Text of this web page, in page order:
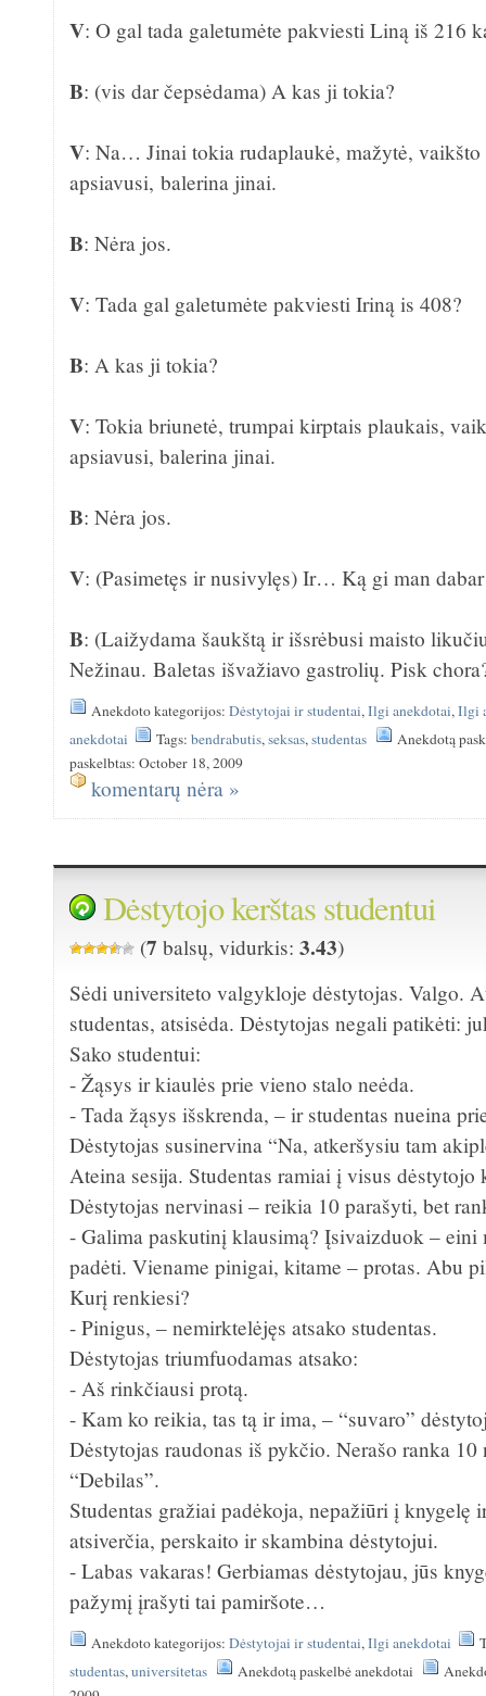
V: O gal tada galetumėte pakviesti Liną iš 216
B: (vis dar čepsėdama) A kas ji tokia?
V: Na… Jinai tokia rudaplaukė, mažytė, vaikšto
apsiavusi, balerina jinai.
B: Nėra jos.
V: Tada gal galetumėte pakviesti Iriną is 408?
B: A kas ji tokia?
V: Tokia briunetė, trumpai kirptais plaukais,
apsiavusi, balerina jinai.
B: Nėra jos.
V: (Pasimetęs ir nusivylęs) Ir… Ką gi man
B: (Laižydama šaukštą ir išsrėbusi maisto
Nežinau. Baletas išvažiavo gastrolių. Pisk
Anekdoto kategorijos:Dėstytojai ir studentai,Ilgi anekdotai,Ilgi
anekdotai
Tags:bendrabutis,seksas,studentas
Anekdotą
paskelbtas: October 18, 2009
komentarų nėra »
Dėstytojo kerštas studentui
(7 balsų, vidurkis:3.43)
Sėdi universiteto valgykloje dėstytojas. Valgo.
studentas, atsisėda. Dėstytojas negali patikėti:
Sako studentui:
- Žąsys ir kiaulės prie vieno stalo neėda.
- Tada žąsys išskrenda, – ir studentas nueina
Dėstytojas susinervina “Na, atkeršysiu tam
Ateina sesija. Studentas ramiai į visus dėstytojo
Dėstytojas nervinasi – reikia 10 parašyti, bet
- Galima paskutinį klausimą? Įsivaizduok – eini
padėti. Viename pinigai, kitame – protas. Abu
Kurį renkiesi?
- Pinigus, – nemirktelėjęs atsako studentas.
Dėstytojas triumfuodamas atsako:
- Aš rinkčiausi protą.
- Kam ko reikia, tas tą ir ima, – “suvaro”
Dėstytojas raudonas iš pykčio. Nerašo ranka
“Debilas”.
Studentas gražiai padėkoja, nepažiūri į knygelę
atsiverčia, perskaito ir skambina dėstytojui.
- Labas vakaras! Gerbiamas dėstytojau, jūs
pažymį įrašyti tai pamiršote…
Anekdoto kategorijos:Dėstytojai ir studentai,Ilgi anekdotai
studentas,universitetas Anekdotą paskelbė anekdotai